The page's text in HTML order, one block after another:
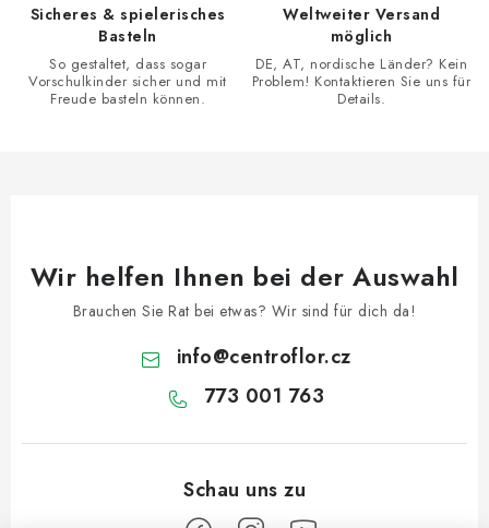
Sicheres & spielerisches
Basteln
So gestaltet, dass sogar
Vorschulkinder sicher und mit
Freude basteln können.
Weltweiter Versand
möglich
DE, AT, nordische Länder? Kein
Problem! Kontaktieren Sie uns für
Details.
Wir helfen Ihnen bei der Auswahl
Brauchen Sie Rat bei etwas? Wir sind für dich da!
info@centroflor.cz
773 001 763